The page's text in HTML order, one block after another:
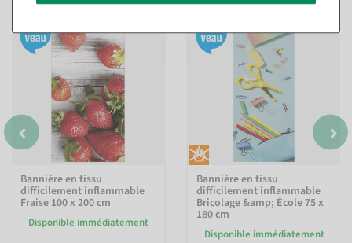
Bannière en tissu
difficilement inflammable
Fraise 100 x 200 cm
Disponible immédiatement
Bannière en tissu
difficilement inflammable
Bricolage &amp; École 75 x
180 cm
Disponible immédiatement